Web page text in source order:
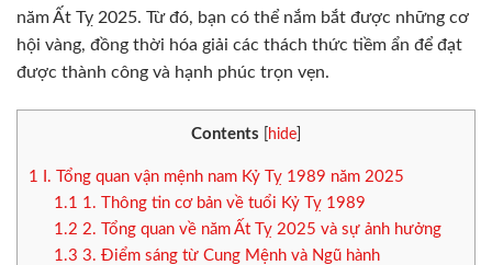
năm Ất Tỵ 2025. Từ đó, bạn có thể nắm bắt được những cơ
hội vàng, đồng thời hóa giải các thách thức tiềm ẩn để đạt
được thành công và hạnh phúc trọn vẹn.
Contents hide
1
I. Tổng quan vận mệnh nam Kỷ Tỵ 1989 năm 2025
1.1 1. Thông tin cơ bản về tuổi Kỷ Tỵ 1989
1.2 2. Tổng quan về năm Ất Tỵ 2025 và sự ảnh hưởng
1.3 3. Điểm sáng từ Cung Mệnh và Ngũ hành